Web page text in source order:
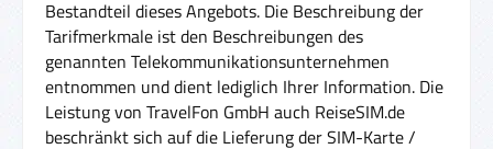
Bestandteil dieses Angebots. Die Beschreibung der
Tarifmerkmale ist den Beschreibungen des
genannten Telekommunikationsunternehmen
entnommen und dient lediglich Ihrer Information. Die
Leistung von TravelFon GmbH auch ReiseSIM.de
beschränkt sich auf die Lieferung der SIM-Karte /